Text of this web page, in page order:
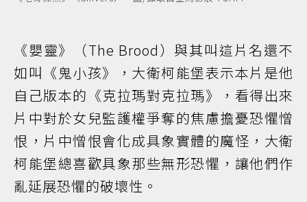
《嬰靈》（The Brood）與其叫這片名還不
如叫《鬼小孩》，大衛柯能堡表示本片是他
自己版本的《克拉瑪對克拉瑪》，看得出來
片中對於女兒監護權爭奪的焦慮擔憂恐懼憎
恨，片中憎恨會化成具象實體的魔怪，大衛
柯能堡總喜歡具象那些無形恐懼，讓他們作
亂延展恐懼的破壞性。